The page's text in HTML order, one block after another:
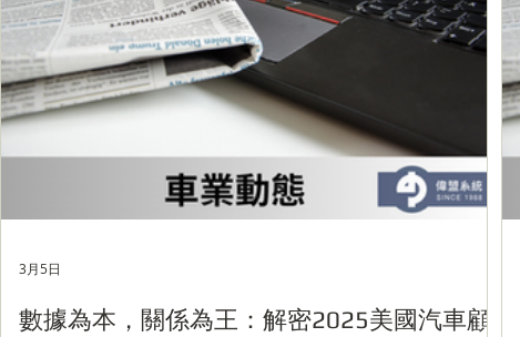
數據為本，關係為王：解密2025美國汽車顧
3月5日